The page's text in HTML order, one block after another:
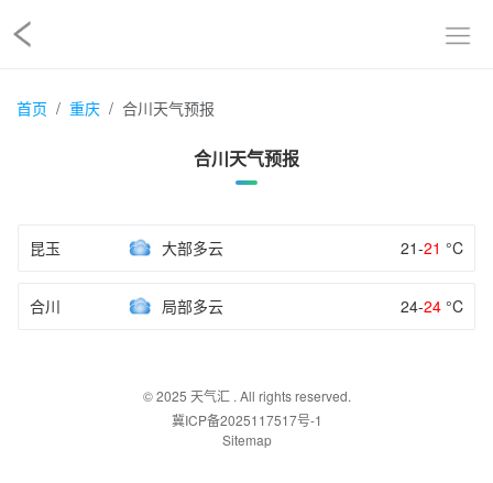
首页 重庆 合川天气预报
合川天气预报
昆玉 大部多云 21-21 °C
合川 局部多云 24-24 °C
© 2025 天气汇. All rights reserved.
冀ICP备2025117517号-1
Sitemap